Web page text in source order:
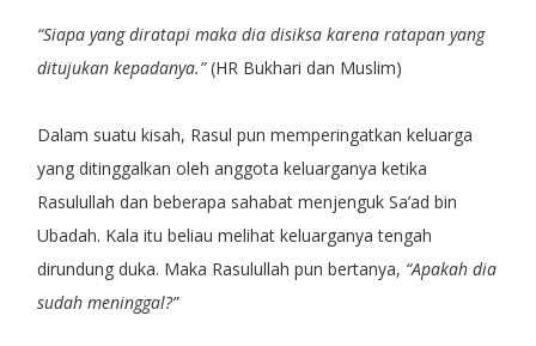
“Siapa yang diratapi maka dia disiksa karena ratapan yang
ditujukan kepadanya.”(HR Bukhari dan Muslim)
Dalam suatu kisah, Rasul pun memperingatkan keluarga
yang ditinggalkan oleh anggota keluarganya ketika
Rasulullah dan beberapa sahabat menjenguk Sa’ad bin
Ubadah. Kala itu beliau melihat keluarganya tengah
dirundung duka. Maka Rasulullah pun bertanya, “Apakah dia
sudah meninggal?”